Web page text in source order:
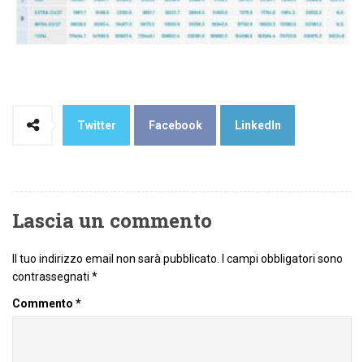
Twitter Facebook LinkedIn
Lascia un commento
Il tuo indirizzo email non sarà pubblicato.
I campi obbligatori sono
contrassegnati *
Commento *